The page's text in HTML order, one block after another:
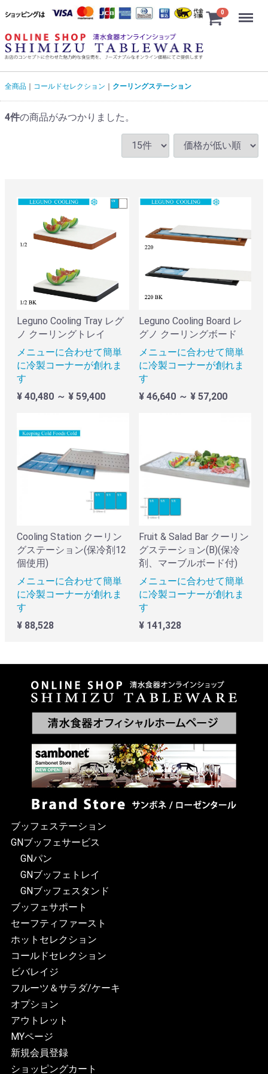
0 Menu
全商品 コールドセレクション クーリングステーション
4件の商品がみつかりました。
Leguno Cooling Tray レグ
ノ クーリングトレイ
メニューに合わせて簡単
に冷製コーナーが創れま
す
¥ 40,480 ～ ¥ 59,400
Leguno Cooling Board レ
グノ クーリングボード
メニューに合わせて簡単
に冷製コーナーが創れま
す
¥ 46,640 ～ ¥ 57,200
Cooling Station クーリン
グステーション(保冷剤12
個使用)
メニューに合わせて簡単
に冷製コーナーが創れま
す
¥ 88,528
Fruit & Salad Bar クーリン
グステーション(B)(保冷
剤、マーブルボード付)
メニューに合わせて簡単
に冷製コーナーが創れま
す
¥ 141,328
ブッフェステーション
GNブッフェサービス
GNパン
GNブッフェトレイ
GNブッフェスタンド
ブッフェサポート
セーフティファースト
ホットセレクション
コールドセレクション
ビバレイジ
フルーツ＆サラダ/ケーキ
オプション
アウトレット
MYページ
新規会員登録
ショッピングカート